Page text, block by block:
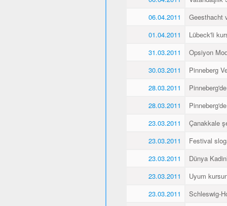
06.04.2011
Geesthacht
01.04.2011
Lübeck'li
31.03.2011
Opsiyon
30.03.2011
Pinneberg
28.03.2011
28.03.2011
23.03.2011
Çanakkale
23.03.2011
Festival
23.03.2011
Dünya
23.03.2011
Uyum
23.03.2011
Schleswig-